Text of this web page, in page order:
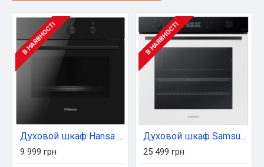
В НАЯВНОСТІ
Духовой шкаф Hansa BOES68171
9 999 грн
В НАЯВНОСТІ
Духовой шкаф Samsung NV7B4420ZAW/WT
25 499 грн